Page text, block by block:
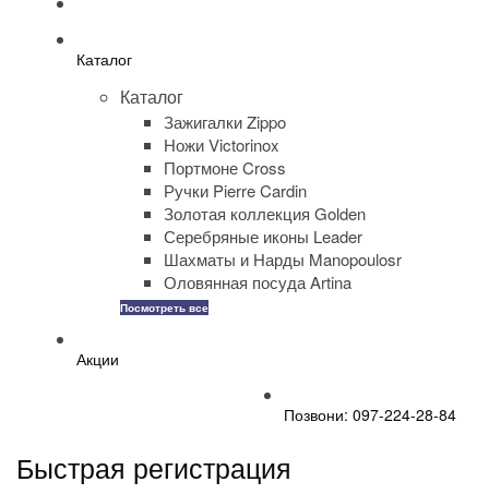
Каталог
Каталог
Зажигалки Zippo
Ножи Victorinox
Портмоне Cross
Ручки Pierre Cardin
Золотая коллекция Golden
Серебряные иконы Leader
Шахматы и Нарды Manopoulosr
Оловянная посуда Artina
Посмотреть все
Акции
Позвони: 097-224-28-84
Быстрая регистрация